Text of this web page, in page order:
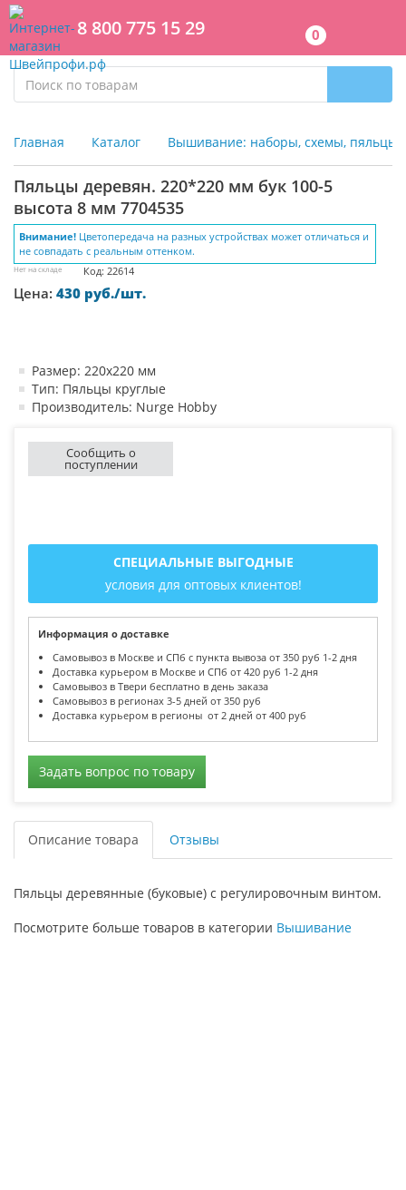
8 800 775 15 29 0
Главная Каталог Вышивание: наборы, схемы, пяльцы
Пяльцы деревян. 220*220 мм бук 100-5
высота 8 мм 7704535
Внимание! Цветопередача на разных устройствах может отличаться и
не совпадать с реальным оттенком.
Нет на складе Код: 22614
Цена: 430 руб./шт.
Размер: 220х220 мм
Тип: Пяльцы круглые
Производитель: Nurge Hobby
Сообщить о
поступлении
СПЕЦИАЛЬНЫЕ ВЫГОДНЫЕ
условия для оптовых клиентов!
Информация о доставке
Самовывоз в Москве и СПб с пункта вывоза от 350 руб 1-2 дня
Доставка курьером в Москве и СПб от 420 руб 1-2 дня
Самовывоз в Твери бесплатно в день заказа
Самовывоз в регионах 3-5 дней от 350 руб
Доставка курьером в регионы от 2 дней от 400 руб
Задать вопрос по товару
Описание товара Отзывы
Пяльцы деревянные (буковые) с регулировочным винтом.
Посмотрите больше товаров в категории Вышивание